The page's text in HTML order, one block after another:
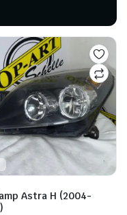
Astra H (2004-